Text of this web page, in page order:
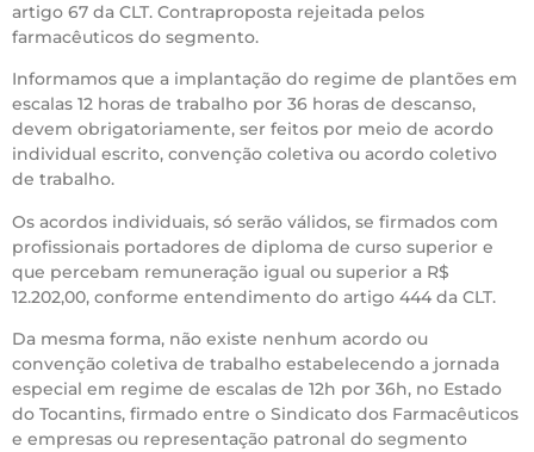
artigo 67 da CLT. Contraproposta rejeitada pelos
farmacêuticos do segmento.
Informamos que a implantação do regime de plantões em
escalas 12 horas de trabalho por 36 horas de descanso,
devem obrigatoriamente, ser feitos por meio de acordo
individual escrito, convenção coletiva ou acordo coletivo
de trabalho.
Os acordos individuais, só serão válidos, se firmados com
profissionais portadores de diploma de curso superior e
que percebam remuneração igual ou superior a R$
12.202,00, conforme entendimento do artigo 444 da CLT.
Da mesma forma, não existe nenhum acordo ou
convenção coletiva de trabalho estabelecendo a jornada
especial em regime de escalas de 12h por 36h, no Estado
do Tocantins, firmado entre o Sindicato dos Farmacêuticos
e empresas ou representação patronal do segmento